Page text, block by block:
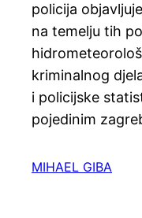
policija
na temelju tih
kriminalnog
i policijske
pojedinim
MIHAEL GIBA